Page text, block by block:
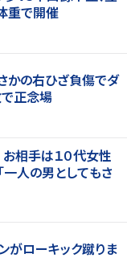
重で開催
かの右ひざ負傷でダ
で正念場
相手は１０代女性
一人の男としてもさ
がローキック蹴りま